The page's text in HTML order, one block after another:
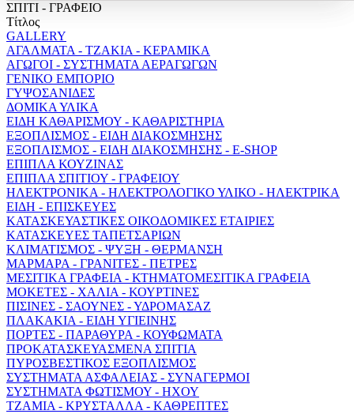
ΣΠΙΤΙ - ΓΡΑΦΕΙΟ
Τίτλος
GALLERY
ΑΓΑΛΜΑΤΑ - ΤΖΑΚΙΑ - ΚΕΡΑΜΙΚΑ
ΑΓΩΓΟΙ - ΣΥΣΤΗΜΑΤΑ ΑΕΡΑΓΩΓΩΝ
ΓΕΝΙΚΟ ΕΜΠΟΡΙΟ
ΓΥΨΟΣΑΝΙΔΕΣ
ΔΟΜΙΚΑ ΥΛΙΚΑ
ΕΙΔΗ ΚΑΘΑΡΙΣΜΟΥ - ΚΑΘΑΡΙΣΤΗΡΙΑ
ΕΞΟΠΛΙΣΜΟΣ - ΕΙΔΗ ΔΙΑΚΟΣΜΗΣΗΣ
ΕΞΟΠΛΙΣΜΟΣ - ΕΙΔΗ ΔΙΑΚΟΣΜΗΣΗΣ - E-SHOP
ΕΠΙΠΛΑ ΚΟΥΖΙΝΑΣ
ΕΠΙΠΛΑ ΣΠΙΤΙΟΥ - ΓΡΑΦΕΙΟΥ
ΗΛΕΚΤΡΟΝΙΚΑ - ΗΛΕΚΤΡΟΛΟΓΙΚΟ ΥΛΙΚΟ - ΗΛΕΚΤΡΙΚΑ
ΕΙΔΗ - ΕΠΙΣΚΕΥΕΣ
ΚΑΤΑΣΚΕΥΑΣΤΙΚΕΣ ΟΙΚΟΔΟΜΙΚΕΣ ΕΤΑΙΡΙΕΣ
ΚΑΤΑΣΚΕΥΕΣ ΤΑΠΕΤΣΑΡΙΩΝ
ΚΛΙΜΑΤΙΣΜΟΣ - ΨΥΞΗ - ΘΕΡΜΑΝΣΗ
ΜΑΡΜΑΡΑ - ΓΡΑΝΙΤΕΣ - ΠΕΤΡΕΣ
ΜΕΣΙΤΙΚΑ ΓΡΑΦΕΙΑ - ΚΤΗΜΑΤΟΜΕΣΙΤΙΚΑ ΓΡΑΦΕΙΑ
ΜΟΚΕΤΕΣ - ΧΑΛΙΑ - ΚΟΥΡΤΙΝΕΣ
ΠΙΣΙΝΕΣ - ΣΑΟΥΝΕΣ - ΥΔΡΟΜΑΣΑΖ
ΠΛΑΚΑΚΙΑ - ΕΙΔΗ ΥΓΙΕΙΝΗΣ
ΠΟΡΤΕΣ - ΠΑΡΑΘΥΡΑ - ΚΟΥΦΩΜΑΤΑ
ΠΡΟΚΑΤΑΣΚΕΥΑΣΜΕΝΑ ΣΠΙΤΙΑ
ΠΥΡΟΣΒΕΣΤΙΚΟΣ ΕΞΟΠΛΙΣΜΟΣ
ΣΥΣΤΗΜΑΤΑ ΑΣΦΑΛΕΙΑΣ - ΣΥΝΑΓΕΡΜΟΙ
ΣΥΣΤΗΜΑΤΑ ΦΩΤΙΣΜΟΥ - ΗΧΟΥ
ΤΖΑΜΙΑ - ΚΡΥΣΤΑΛΛΑ - ΚΑΘΡΕΠΤΕΣ